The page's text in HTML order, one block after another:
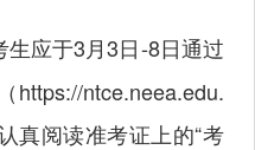
生应于3月3日-8日通过
https://ntce.neea.edu.
真阅读准考证上的“考